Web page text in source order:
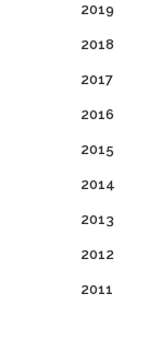
2019
2018
2017
2016
2015
2014
2013
2012
2011